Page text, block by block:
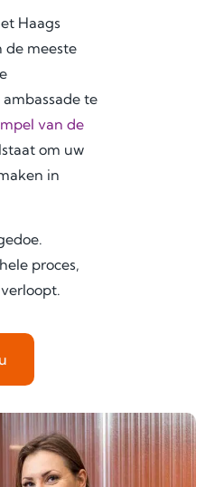
Haags
de meeste
te
van de
om uw
in
proces,